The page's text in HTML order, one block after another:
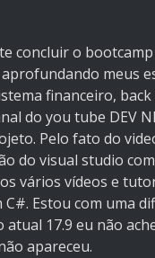
concluir o
meus
financeiro,
do you tube DEV
Pelo fato do
do visual studio
vários vídeos e
Estou com uma
17.9 eu não
apareceu.